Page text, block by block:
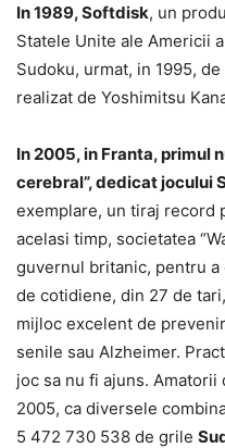
In 1989, Softdisk, un
Statele Unite ale Americii
Sudoku, urmat, in 1995,
realizat de Yoshimitsu
In 2005, in Franta, primul
cerebral”, dedicat jocului
exemplare, un tiraj record
acelasi timp, societatea
guvernul britanic, pentru
de cotidiene, din 27 de
mijloc excelent de
senile sau Alzheimer.
joc sa nu fi ajuns.
2005, ca diversele
5 472 730 538 de grile